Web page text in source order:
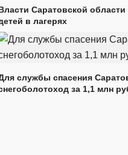
Саратовской
в лагерях
службы спасения
за 1,1 млн